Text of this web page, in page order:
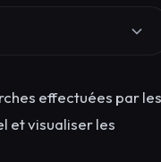
effectuées par les
et visualiser les